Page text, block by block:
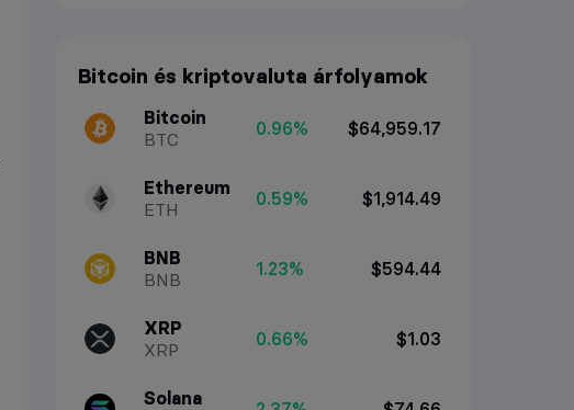
Bitcoin és kriptovaluta árfolyamok
Bitcoin
BTC
0.96% $64,959.17
Ethereum
ETH
0.59% $1,914.49
BNB
BNB
1.23% $594.44
XRP
XRP
0.66% $1.03
Solana